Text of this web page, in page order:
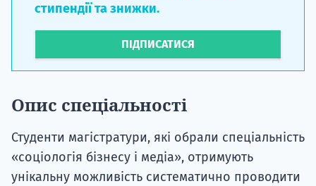
стипендії та знижки.
ПІДПИСАТИСЯ
Опис спеціальності
Студенти магістратури, які обрали спеціальність
«соціологія бізнесу і медіа», отримують
унікальну можливість систематично проводити